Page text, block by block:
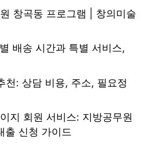
창곡동 프로그램 | 창의미술
배송 시간과 특별 서비스,
천: 상담 비용, 주소, 필요정
지 회원 서비스: 지방공무원
출 신청 가이드